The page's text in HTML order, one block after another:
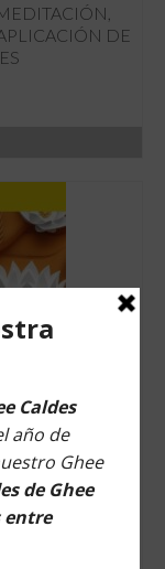
DE
DEL
LA
AUTO